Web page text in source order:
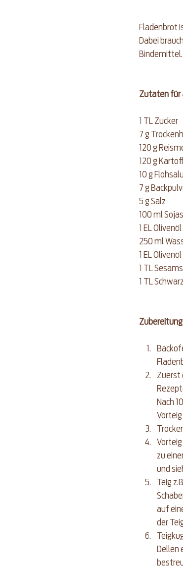
Fladenbrot
Dabei
Bindemittel.
Zutaten für
1 TL Zucker
7 g
120 g
120 g
10 g
7 g
5 g Salz
100 ml
1 EL
250 ml
1 EL
1 TL
1 TL
Zubereitung
Zuerst
Nach
zu
und
Teig
auf
der
Dellen